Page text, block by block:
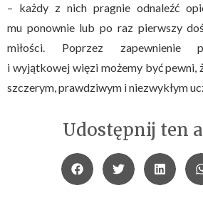
– każdy z nich pragnie odnaleźć
mu ponownie lub po raz pierwszy
miłości. Poprzez zapewnienie
i wyjątkowej więzi możemy być pewni,
szczerym, prawdziwym i niezwykłym
Udostępnij ten